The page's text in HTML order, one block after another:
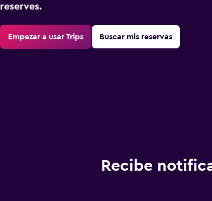
reserves.
Empezar a usar Trips Buscar mis reservas
Recibe